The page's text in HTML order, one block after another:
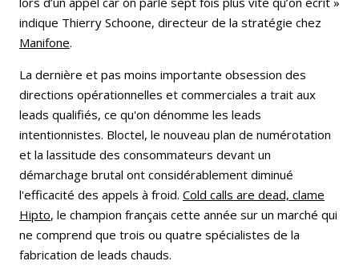
indique Thierry Schoone, directeur de la stratégie chez
Manifone.
La dernière et pas moins importante obsession des
directions opérationnelles et commerciales a trait aux
leads qualifiés, ce qu'on dénomme les leads
intentionnistes. Bloctel, le nouveau plan de numérotation
et la lassitude des consommateurs devant un
démarchage brutal ont considérablement diminué
l'efficacité des appels à froid. Cold calls are dead, clame
Hipto, le champion français cette année sur un marché qui
ne comprend que trois ou quatre spécialistes de la
fabrication de leads chauds.